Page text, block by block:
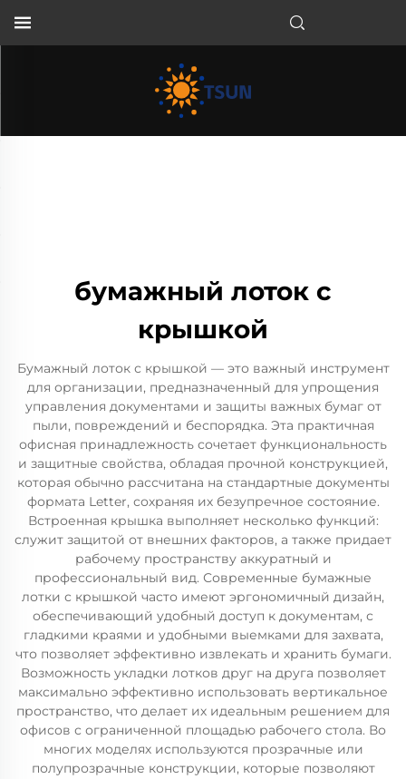
бумажный лоток с
крышкой
Бумажный лоток с крышкой — это важный инструмент
для организации, предназначенный для упрощения
управления документами и защиты важных бумаг от
пыли, повреждений и беспорядка. Эта практичная
офисная принадлежность сочетает функциональность
и защитные свойства, обладая прочной конструкцией,
которая обычно рассчитана на стандартные документы
формата Letter, сохраняя их безупречное состояние.
Встроенная крышка выполняет несколько функций:
служит защитой от внешних факторов, а также придает
рабочему пространству аккуратный и
профессиональный вид. Современные бумажные
лотки с крышкой часто имеют эргономичный дизайн,
обеспечивающий удобный доступ к документам, с
гладкими краями и удобными выемками для захвата,
что позволяет эффективно извлекать и хранить бумаги.
Возможность укладки лотков друг на друга позволяет
максимально эффективно использовать вертикальное
пространство, что делает их идеальным решением для
офисов с ограниченной площадью рабочего стола. Во
многих моделях используются прозрачные или
полупрозрачные конструкции, которые позволяют